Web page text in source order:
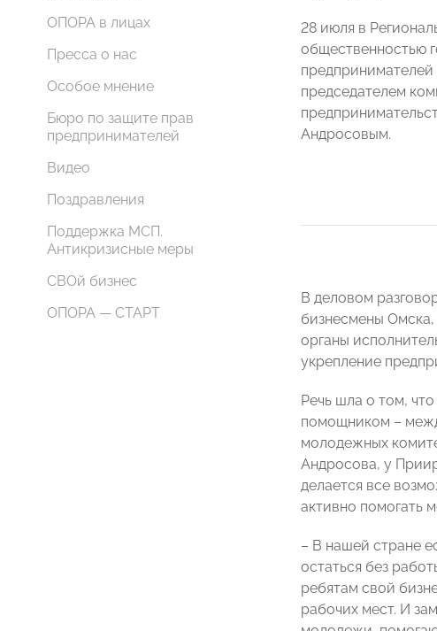
ОПОРА в лицах
Пресса о нас
Особое мнение
Бюро по защите прав
предпринимателей
Видео
Поздравления
Поддержка МСП.
Антикризисные меры
СВОй бизнес
ОПОРА — СТАРТ
28 июля в
общественностью
предпринимателей
председателем
Андросовым.
В деловом
бизнесмены
органы
укрепление
Речь шла о том,
помощником –
молодежных
Андросова, у
делается все
активно помогать
– В нашей стране
остаться без
ребятам свой
рабочих мест. И